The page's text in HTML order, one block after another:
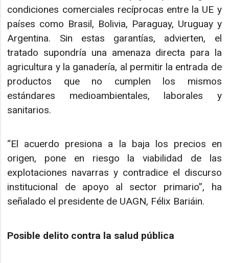
condiciones comerciales recíprocas entre la UE y
países como Brasil, Bolivia, Paraguay, Uruguay y
Argentina. Sin estas garantías, advierten, el
tratado supondría una amenaza directa para la
agricultura y la ganadería, al permitir la entrada de
productos que no cumplen los mismos
estándares medioambientales, laborales y
sanitarios.
“El acuerdo presiona a la baja los precios en
origen, pone en riesgo la viabilidad de las
explotaciones navarras y contradice el discurso
institucional de apoyo al sector primario”, ha
señalado el presidente de UAGN, Félix Bariáin.
Posible delito contra la salud pública